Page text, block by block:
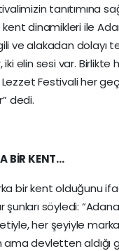
tanıtımına
dinamikleri ile
ve alakadan dolayı
iki elin sesi var.
Festivali her
dedi.
BİR KENT…
bir kent olduğunu
şunları söyledi:
her şeyiyle
devletten aldığı